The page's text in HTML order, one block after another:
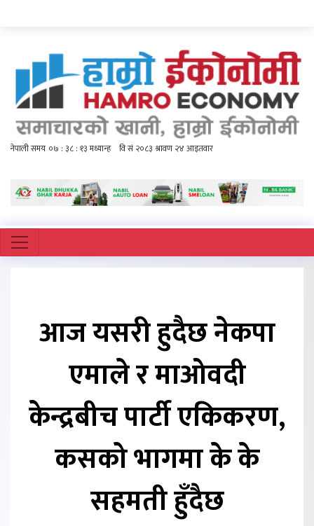
आज यसरी हुदैछ नेकपा
एमाले र माओवदी
केन्द्रबीच पार्टी एकिकरण,
कसको भागमा के के
सहमती हुँदैछ